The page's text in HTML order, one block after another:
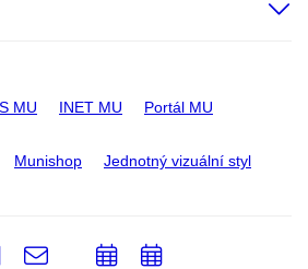
MU INET MU Portál MU
Munishop Jednotný vizuální styl
LinkedIn
e-
PřidatPřidat